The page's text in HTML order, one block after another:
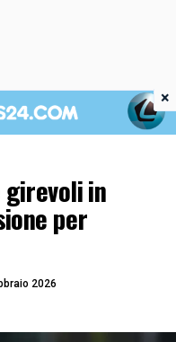
in
per
2026
×